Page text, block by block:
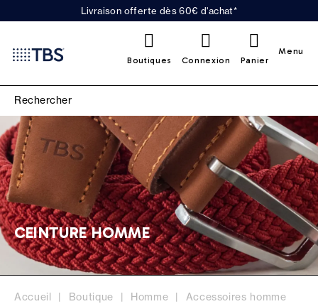
Livraison offerte dès 60€ d'achat*
Boutiques Connexion Panier
Menu
CEINTURE HOMME
Accueil Boutique Homme Accessoires homme